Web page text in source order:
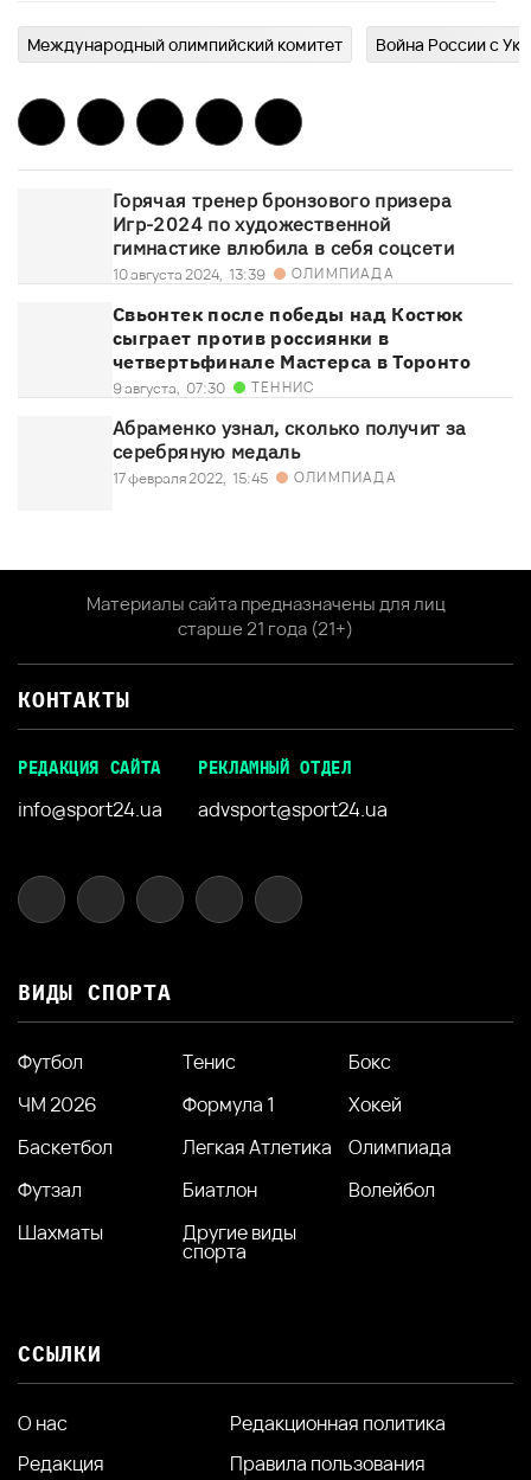
Международный олимпийский комитет Война России с
Горячая тренер бронзового призера
Игр-2024 по художественной
гимнастике влюбила в себя соцсети
10 августа 2024, 13:39 ОЛИМПИАДА
Свьонтек после победы над Костюк
сыграет против россиянки в
четвертьфинале Мастерса в Торонто
9 августа, 07:30 ТЕННИС
Абраменко узнал, сколько получит за
серебряную медаль
17 февраля 2022, 15:45 ОЛИМПИАДА
Материалы сайта предназначены для лиц
старше 21 года (21+)
КОНТАКТЫ
РЕДАКЦИЯ САЙТА
info@sport24.ua
РЕКЛАМНЫЙ ОТДЕЛ
advsport@sport24.ua
ВИДЫ СПОРТА
Футбол Тенис
Бокс
ЧМ 2026
Формула 1
Хокей
Баскетбол
Легкая Атлетика
Олимпиада
Футзал
Биатлон
Волейбол
Шахматы
Другие виды
спорта
ССЫЛКИ
О нас
Редакция
Редакционная политика
Правила пользования